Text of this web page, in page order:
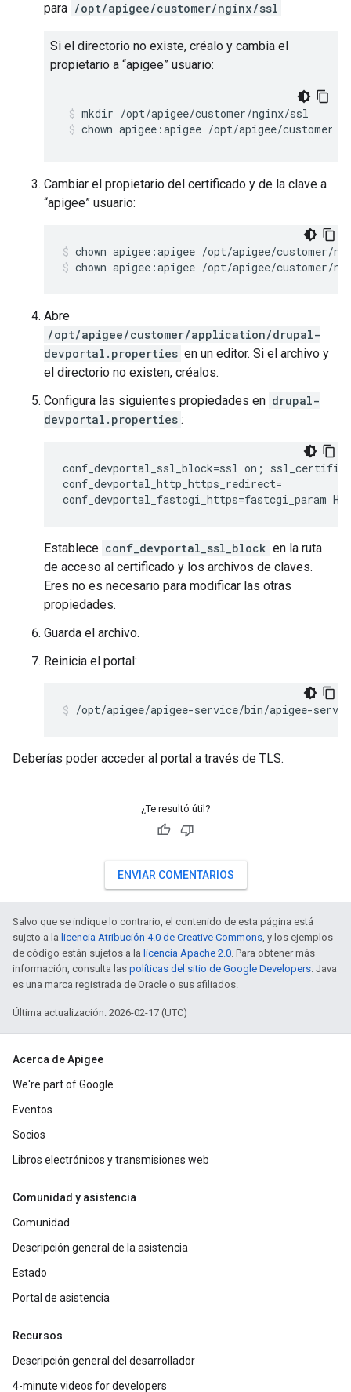
para /opt/apigee/customer/nginx/ssl
Si el directorio no existe, créalo y cambia el
propietario a “apigee” usuario:
chown apigee:apigee /opt/apigee/customer/
Cambiar el propietario del certificado y de la clave a
“apigee” usuario:
chown apigee:apigee /opt/apigee/customer/
Abre
/opt/apigee/customer/application/drupal-
devportal.properties en un editor. Si el archivo y
el directorio no existen, créalos.
Configura las siguientes propiedades en drupal-
devportal.properties :
conf_devportal_ssl_block=ssl on;
conf_devportal_http_https_redirect=
conf_devportal_fastcgi_https=fastcgi_param
Establece conf_devportal_ssl_block en la ruta
de acceso al certificado y los archivos de claves.
Eres no es necesario para modificar las otras
propiedades.
Guarda el archivo.
Reinicia el portal:
/opt/apigee/apigee-service/bin/apigee-
Deberías poder acceder al portal a través de TLS.
¿Te resultó útil?
ENVIAR COMENTARIOS
Salvo que se indique lo contrario, el contenido de esta página está
sujeto a la licencia Atribución 4.0 de Creative Commons, y los ejemplos
de código están sujetos a la licencia Apache 2.0. Para obtener más
información, consulta las políticas del sitio de Google Developers. Java
es una marca registrada de Oracle o sus afiliados.
Última actualización: 2026-02-17 (UTC)
Acerca de Apigee
We're part of Google
Eventos
Socios
Libros electrónicos y transmisiones web
Comunidad y asistencia
Comunidad
Descripción general de la asistencia
Estado
Portal de asistencia
Recursos
Descripción general del desarrollador
4-minute videos for developers